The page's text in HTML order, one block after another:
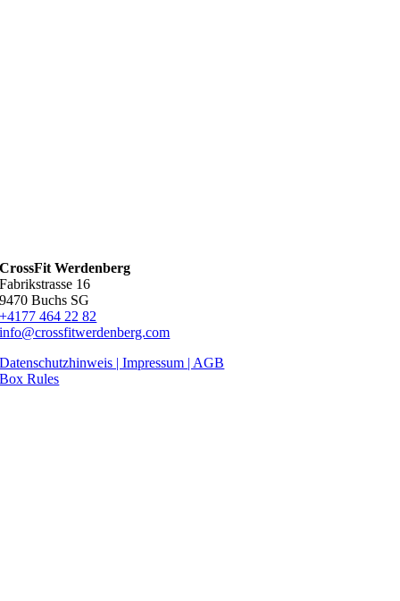
CrossFit Werdenberg
Fabrikstrasse 16
9470 Buchs SG
+4177 464 22 82
info@crossfitwerdenberg.com
Datenschutzhinweis | Impressum | AGB
Box Rules